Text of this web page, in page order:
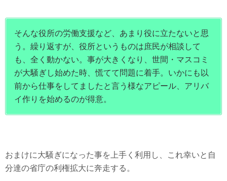
そんな役所の労働支援など、あまり役に立たないと思
う。繰り返すが、役所というものは庶民が相談して
も、全く動かない。事が大きくなり、世間・マスコミ
が大騒ぎし始めた時、慌てて問題に着手。いかにも以
前から仕事をしてましたと言う様なアピール、アリバ
イ作りを始めるのが得意。
おまけに大騒ぎになった事を上手く利用し、これ幸いと自
分達の省庁の利権拡大に奔走する。